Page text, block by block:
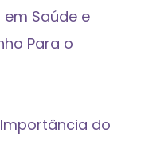
Saúde e
Para o
do